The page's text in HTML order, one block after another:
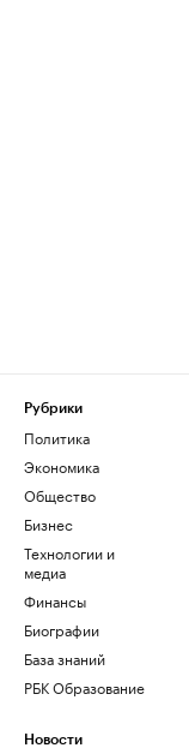
Рубрики
Политика
Экономика
Общество
Бизнес
Технологии и
медиа
Финансы
Биографии
База знаний
РБК Образование
Новости